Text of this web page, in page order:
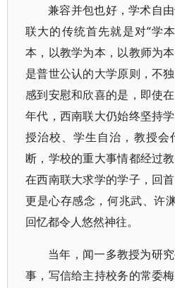
兼容并包也好，学术自
联大的传统首先就是对“学
本，以教学为本，以教师为
是普世公认的大学原则，不
感到安慰和欣喜的是，即使
年代，西南联大仍始终坚持
授治校、学生自治，教授会
断，学校的重大事情都经过
在西南联大求学的学子，回
更是心存感念，何兆武、许
回忆都令人悠然神往。
当年，闻一多教授为研
事，写信给主持校务的常委